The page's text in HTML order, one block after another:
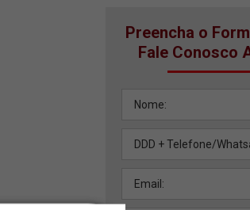
Preencha o
Fale Conosco